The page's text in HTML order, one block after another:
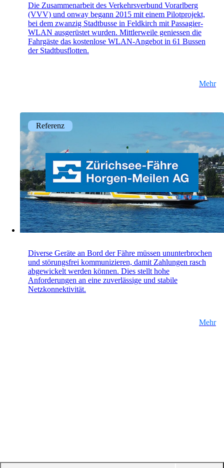
Die Zusammenarbeit des Verkehrsverbund Vorarlberg
(VVV) und onway begann 2015 mit einem Pilotprojekt,
bei dem zwanzig Stadtbusse in Feldkirch mit Passagier-
WLAN ausgerüstet wurden. Mittlerweile geniessen die
Fahrgäste das kostenlose WLAN-Angebot in 61 Bussen
der Stadtbusflotten.
Mehr
Referenz
Diverse Geräte an Bord der Fähre müssen ununterbrochen
und störungsfrei kommunizieren, damit Zahlungen rasch
abgewickelt werden können. Dies stellt hohe
Anforderungen an eine zuverlässige und stabile
Netzkonnektivität.
Mehr